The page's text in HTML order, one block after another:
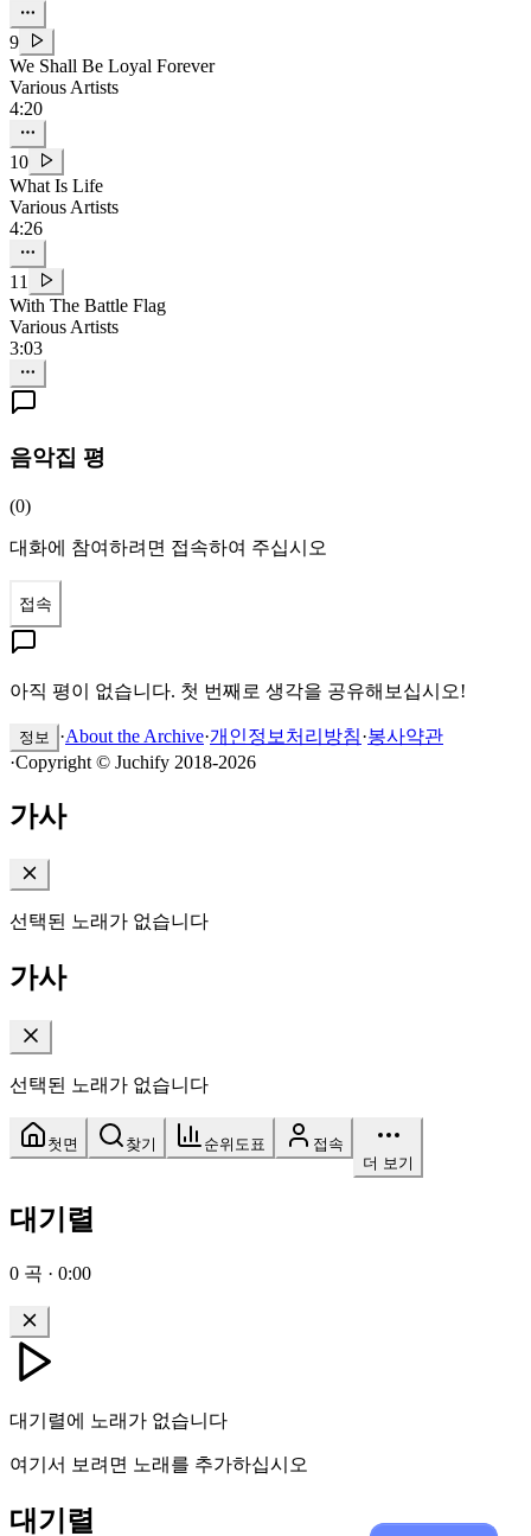
9
We Shall Be Loyal Forever
Various Artists
4:20
10
What Is Life
Various Artists
4:26
11
With The Battle Flag
Various Artists
3:03
음악집 평
(0)
대화에 참여하려면 접속하여 주십시오
접속
아직 평이 없습니다. 첫 번째로 생각을 공유해보십시오!
정보 ·About the Archive·개인정보처리방침·봉사약관
·Copyright © Juchify 2018-2026
가사
선택된 노래가 없습니다
가사
선택된 노래가 없습니다
첫면 찾기 순위도표
접속
더 보기
대기렬
0 곡 · 0:00
대기렬에 노래가 없습니다
여기서 보려면 노래를 추가하십시오
대기렬